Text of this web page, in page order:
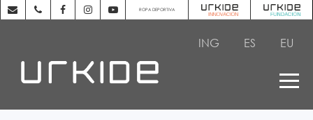
ROPA DEPORTIVA
ING ES EU